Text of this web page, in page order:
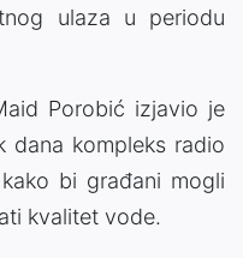
ulaza u periodu
Porobić izjavio je
dana kompleks radio
bi građani mogli
kvalitet vode.